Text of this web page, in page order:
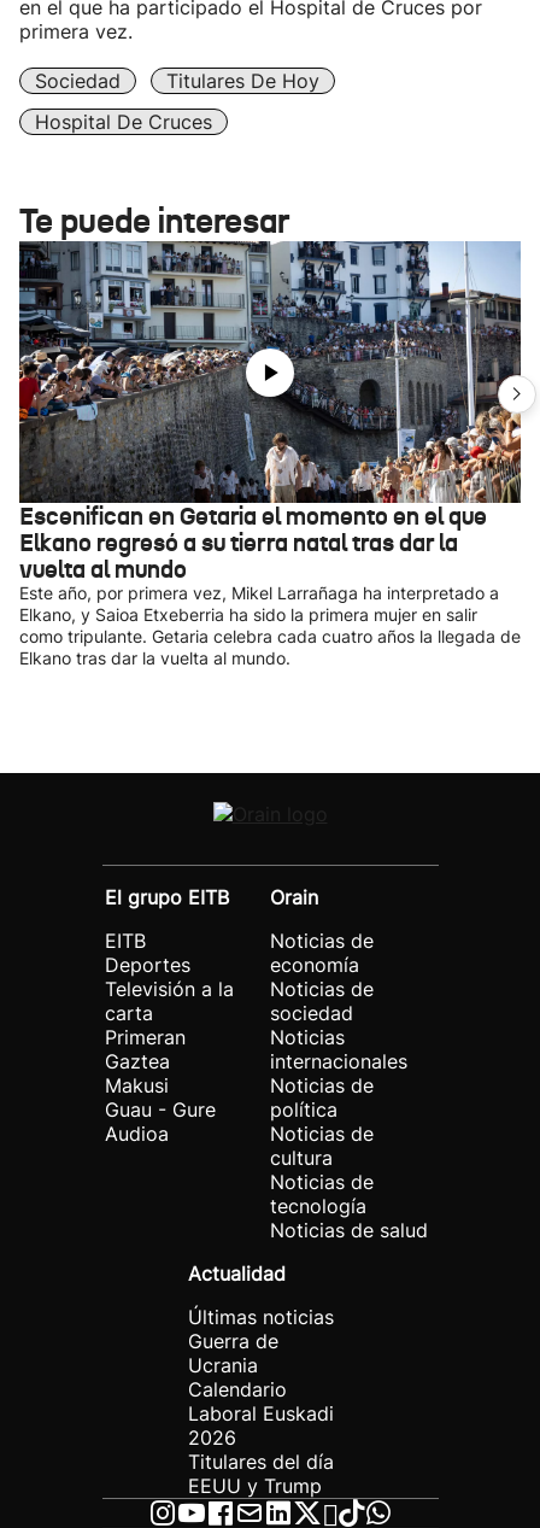
en el que ha participado el Hospital de Cruces por
primera vez.
Sociedad
Titulares De Hoy
Hospital De Cruces
Te puede interesar
Escenifican en Getaria el momento en el que
Elkano regresó a su tierra natal tras dar la
vuelta al mundo
Este año, por primera vez, Mikel Larrañaga ha interpretado a
Elkano, y Saioa Etxeberria ha sido la primera mujer en salir
como tripulante. Getaria celebra cada cuatro años la llegada de
Elkano tras dar la vuelta al mundo.
El grupo EITB
EITB
Deportes
Televisión a la
carta
Primeran
Gaztea
Makusi
Guau - Gure
Audioa
Orain
Noticias de
economía
Noticias de
sociedad
Noticias
internacionales
Noticias de
política
Noticias de
cultura
Noticias de
tecnología
Noticias de salud
Actualidad
Últimas noticias
Guerra de
Ucrania
Calendario
Laboral Euskadi
2026
Titulares del día
EEUU y Trump